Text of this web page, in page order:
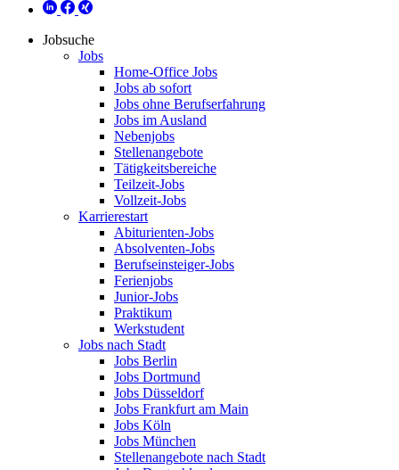
Jobsuche
Jobs
Home-Office Jobs
Jobs ab sofort
Jobs ohne Berufserfahrung
Jobs im Ausland
Nebenjobs
Stellenangebote
Tätigkeitsbereiche
Teilzeit-Jobs
Vollzeit-Jobs
Karrierestart
Abiturienten-Jobs
Absolventen-Jobs
Berufseinsteiger-Jobs
Ferienjobs
Junior-Jobs
Praktikum
Werkstudent
Jobs nach Stadt
Jobs Berlin
Jobs Dortmund
Jobs Düsseldorf
Jobs Frankfurt am Main
Jobs Köln
Jobs München
Stellenangebote nach Stadt